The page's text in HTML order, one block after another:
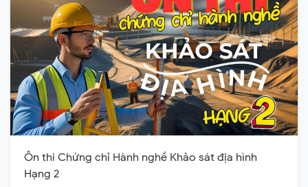
Ôn thi Chứng chỉ Hành nghề Khảo sát địa hình
Hạng 2